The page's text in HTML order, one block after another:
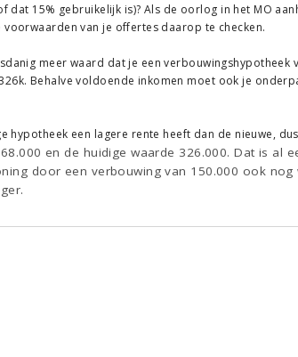
dat 15% gebruikelijk is)? Als de oorlog in het MO
voorwaarden van je offertes daarop te checken.
meer waard dat je een verbouwingshypotheek
Behalve voldoende inkomen moet ook je
hypotheek een lagere rente heeft dan de nieuwe,
en de huidige waarde 326.000. Dat is al
door een verbouwing van 150.000 ook